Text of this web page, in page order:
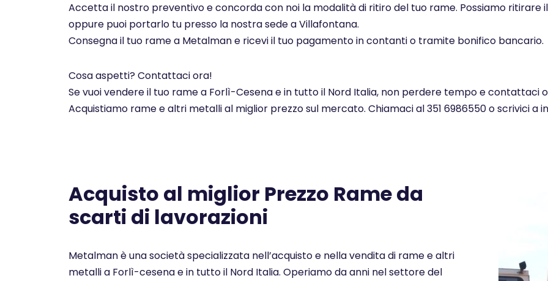
Accetta il nostro preventivo e concorda con noi la modalità di ritiro del tuo rame. Possiamo ritirare
oppure puoi portarlo tu presso la nostra sede a Villafontana.
Consegna il tuo rame a Metalman e ricevi il tuo pagamento in contanti o tramite bonifico bancario.
Cosa aspetti? Contattaci ora!
Se vuoi vendere il tuo rame a Forlì-Cesena e in tutto il Nord Italia, non perdere tempo e contattaci
Acquistiamo rame e altri metalli al miglior prezzo sul mercato. Chiamaci al 351 6986550 o scrivici
Acquisto al miglior Prezzo Rame da
scarti di lavorazioni
Metalman è una società specializzata nell’acquisto e nella vendita di rame e altri
metalli a Forlì-cesena e in tutto il Nord Italia. Operiamo da anni nel settore del